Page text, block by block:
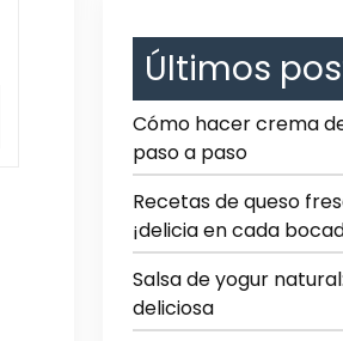
Últimos
Cómo hacer crema
paso a paso
Recetas de queso
¡delicia en cada
Salsa de yogur
deliciosa